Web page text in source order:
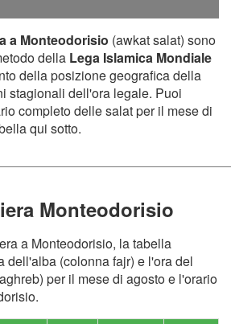
a Monteodorisio (awkat salat) sono
della Lega Islamica Mondiale
della posizione geografica della
stagionali dell'ora legale. Puoi
completo delle salat per il mese di
qui sotto.
Monteodorisio
a Monteodorisio, la tabella
dell'alba (colonna fajr) e l'ora del
per il mese di agosto e l'orario